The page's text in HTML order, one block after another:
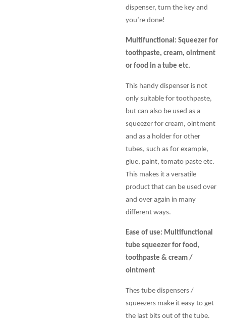
dispenser, turn the key and
you’re done!
Multifunctional: Squeezer for
toothpaste, cream, ointment
or food in a tube etc.
This handy dispenser is not
only suitable for toothpaste,
but can also be used as a
squeezer for cream, ointment
and as a holder for other
tubes, such as for example,
glue, paint, tomato paste etc.
This makes it a versatile
product that can be used over
and over again in many
different ways.
Ease of use: Multifunctional
tube squeezer for food,
toothpaste & cream /
ointment
Thes tube dispensers /
squeezers make it easy to get
the last bits out of the tube.